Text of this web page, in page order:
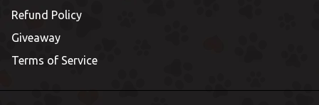
Refund Policy
Giveaway
Terms of Service